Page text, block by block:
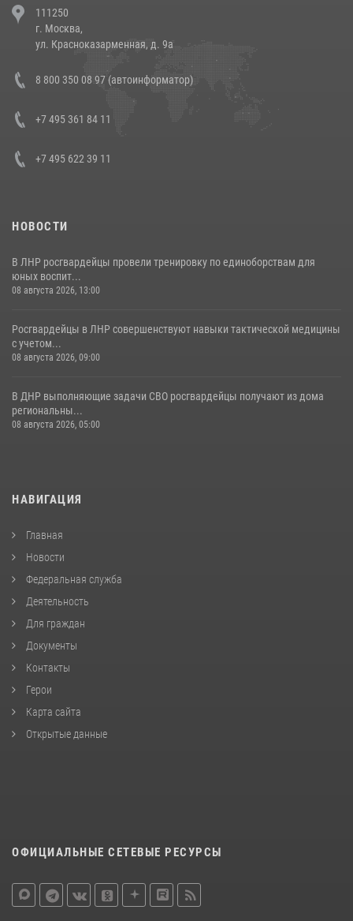
напавших на бригаду скорой помощи (видео)
14 июля 2026, 12:20
Состоялась рабочая встреча директора Росгвардии Героя России
генерала армии Виктора Золотова с заместителем полномочного
представителя Президента Российской Федерации в Северо-
Кавказском федеральном округе Виталием Кузнецовым
111250
г. Москва,
ул. Красноказарменная, д. 9а
8 800 350 08 97 (автоинформатор)
+7 495 361 84 11
+7 495 622 39 11
НОВОСТИ
В ЛНР росгвардейцы провели тренировку по единоборствам для
юных воспит...
08 августа 2026, 13:00
Росгвардейцы в ЛНР совершенствуют навыки тактической медицины
с учетом...
08 августа 2026, 09:00
В ДНР выполняющие задачи СВО росгвардейцы получают из дома
региональны...
08 августа 2026, 05:00
НАВИГАЦИЯ
Главная
Новости
Федеральная служба
Деятельность
Для граждан
Документы
Контакты
Герои
Карта сайта
Открытые данные
ОФИЦИАЛЬНЫЕ СЕТЕВЫЕ РЕСУРСЫ